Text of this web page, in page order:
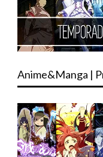
Anime&Manga |